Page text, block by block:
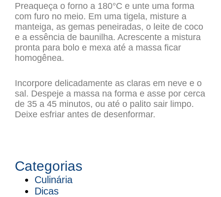
Preaqueça o forno a 180°C e unte uma forma
com furo no meio. Em uma tigela, misture a
manteiga, as gemas peneiradas, o leite de coco
e a essência de baunilha. Acrescente a mistura
pronta para bolo e mexa até a massa ficar
homogênea.
Incorpore delicadamente as claras em neve e o
sal. Despeje a massa na forma e asse por cerca
de 35 a 45 minutos, ou até o palito sair limpo.
Deixe esfriar antes de desenformar.
Categorias
Culinária
Dicas